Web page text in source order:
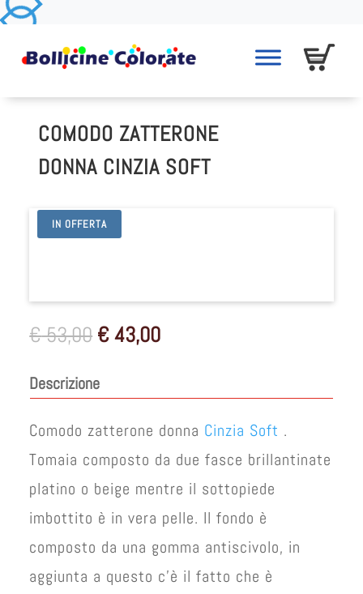
COMODO ZATTERONE
DONNA CINZIA SOFT
IN OFFERTA
€53,00 Il
prezzo
era:
€43,00Il
Descrizione
Comodo zatterone donna Cinzia Soft .
Tomaia composto da due fasce brillantinate
platino o beige mentre il sottopiede
imbottito è in vera pelle. Il fondo è
composto da una gomma antiscivolo, in
aggiunta a questo c’è il fatto che è